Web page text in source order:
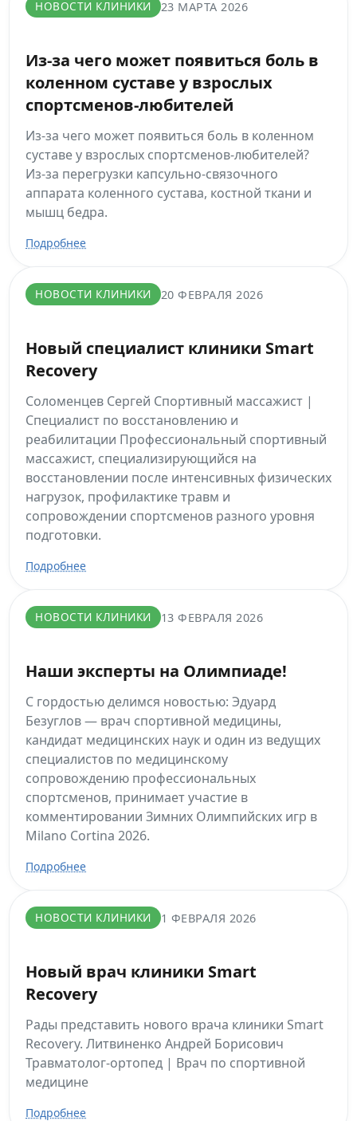
НОВОСТИ КЛИНИКИ 23 МАРТА 2026
Из-за чего может появиться боль в
коленном суставе у взрослых
спортсменов-любителей
Из-за чего может появиться боль в коленном
суставе у взрослых спортсменов-любителей?
Из-за перегрузки капсульно-связочного
аппарата коленного сустава, костной ткани и
мышц бедра.
Подробнее
НОВОСТИ КЛИНИКИ 20 ФЕВРАЛЯ 2026
Новый специалист клиники Smart
Recovery
Соломенцев Сергей Спортивный массажист |
Специалист по восстановлению и
реабилитации Профессиональный спортивный
массажист, специализирующийся на
восстановлении после интенсивных физических
нагрузок, профилактике травм и
сопровождении спортсменов разного уровня
подготовки.
Подробнее
НОВОСТИ КЛИНИКИ 13 ФЕВРАЛЯ 2026
Наши эксперты на Олимпиаде!
С гордостью делимся новостью: Эдуард
Безуглов — врач спортивной медицины,
кандидат медицинских наук и один из ведущих
специалистов по медицинскому
сопровождению профессиональных
спортсменов, принимает участие в
комментировании Зимних Олимпийских игр в
Milano Cortina 2026.
Подробнее
НОВОСТИ КЛИНИКИ 1 ФЕВРАЛЯ 2026
Новый врач клиники Smart
Recovery
Рады представить нового врача клиники Smart
Recovery. Литвиненко Андрей Борисович
Травматолог-ортопед | Врач по спортивной
медицине
Подробнее